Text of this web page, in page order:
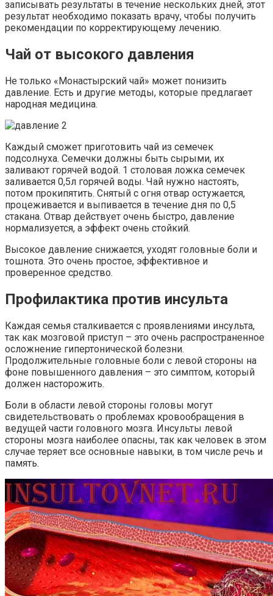
записывать результаты в течение нескольких дней, этот
результат необходимо показать врачу, чтобы получить
рекомендации по корректирующему лечению.
Чай от высокого давления
Не только «Монастырский чай» может понизить
давление. Есть и другие методы, которые предлагает
народная медицина.
Каждый сможет приготовить чай из семечек
подсолнуха. Семечки должны быть сырыми, их
заливают горячей водой. 1 столовая ложка семечек
заливается 0,5л горячей воды. Чай нужно настоять,
потом прокипятить. Снятый с огня отвар остужается,
процеживается и выпивается в течение дня по 0,5
стакана. Отвар действует очень быстро, давление
нормализуется, а эффект очень стойкий.
Высокое давление снижается, уходят головные боли и
тошнота. Это очень простое, эффективное и
проверенное средство.
Профилактика против инсульта
Каждая семья сталкивается с проявлениями инсульта,
так как мозговой приступ – это очень распространенное
осложнение гипертонической болезни.
Продолжительные головные боли с левой стороны на
фоне повышенного давления – это симптом, который
должен насторожить.
Боли в области левой стороны головы могут
свидетельствовать о проблемах кровообращения в
ведущей части головного мозга. Инсульты левой
стороны мозга наиболее опасны, так как человек в этом
случае теряет все основные навыки, в том числе речь и
память.